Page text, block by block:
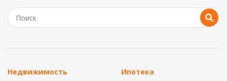
Недвижимость Ипотека